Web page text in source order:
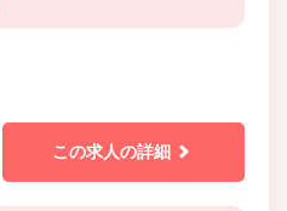
この求人の詳細